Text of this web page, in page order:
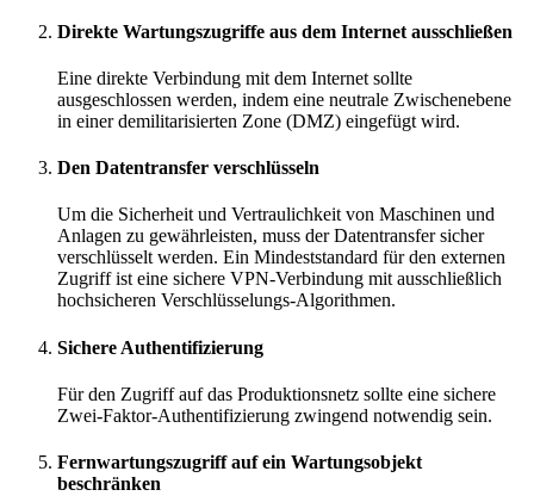
Direkte Wartungszugriffe aus dem Internet ausschließen
Eine direkte Verbindung mit dem Internet sollte
ausgeschlossen werden, indem eine neutrale Zwischenebene
in einer demilitarisierten Zone (DMZ) eingefügt wird.
Den Datentransfer verschlüsseln
Um die Sicherheit und Vertraulichkeit von Maschinen und
Anlagen zu gewährleisten, muss der Datentransfer sicher
verschlüsselt werden. Ein Mindeststandard für den externen
Zugriff ist eine sichere VPN-Verbindung mit ausschließlich
hochsicheren Verschlüsselungs-Algorithmen.
Sichere Authentifizierung
Für den Zugriff auf das Produktionsnetz sollte eine sichere
Zwei-Faktor-Authentifizierung zwingend notwendig sein.
Fernwartungszugriff auf ein Wartungsobjekt
beschränken